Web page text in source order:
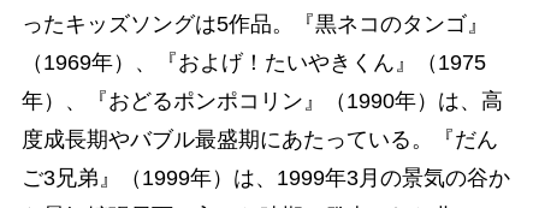
ったキッズソングは5作品。『黒ネコのタンゴ』
（1969年）、『およげ！たいやきくん』（1975
年）、『おどるポンポコリン』（1990年）は、高
度成長期やバブル最盛期にあたっている。『だん
ご3兄弟』（1999年）は、1999年3月の景気の谷か